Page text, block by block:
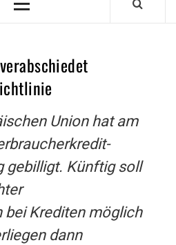
Primary
Union hat am
gebilligt. Künftig soll
Krediten möglich
dann